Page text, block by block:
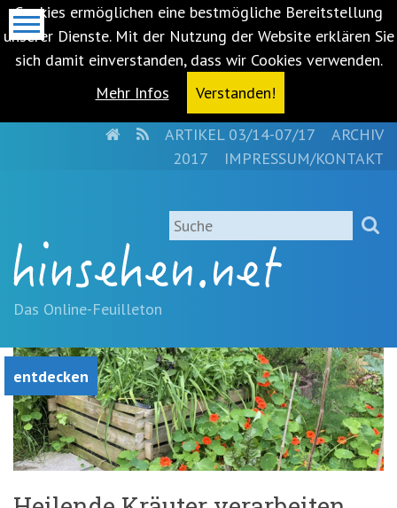
Cookies ermöglichen eine bestmögliche Bereitstellung
unserer Dienste. Mit der Nutzung der Website erklären Sie
sich damit einverstanden, dass wir Cookies verwenden.
Mehr Infos
Verstanden!
springen
(Accesskey
'1')Zur
springen
(Accesskey
'3')Zur
Suche
springen
(Accesskey
'2')
HOMERSSARTIKEL 03/14-07/17
ARCHIV
2017
IMPRESSUM/KONTAKT
Suche
Das Online-Feuilleton
entdecken